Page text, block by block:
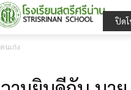
นเก่ง
ปิด